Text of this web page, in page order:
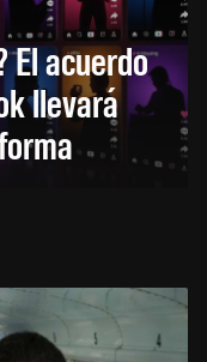
El acuerdo
llevará